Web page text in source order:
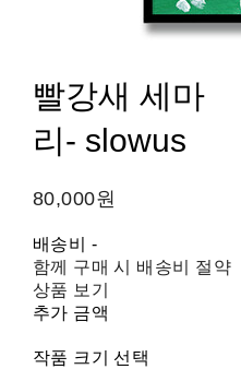
빨강새 세마
리- slowus
80,000원
배송비 -
함께 구매 시 배송비 절약
상품 보기
추가 금액
작품 크기 선택